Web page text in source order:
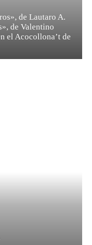
de Lautaro A.
de Valentino
el Acocollona’t de